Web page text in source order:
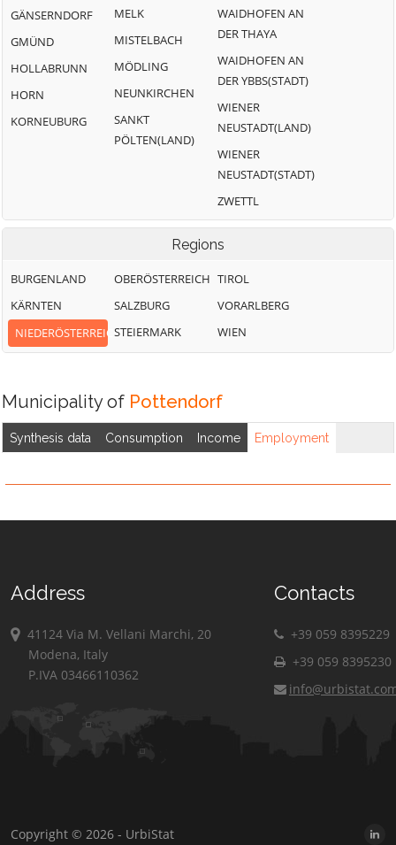
GÄNSERNDORF
GMÜND
HOLLABRUNN
HORN
KORNEUBURG
MELK
MISTELBACH
MÖDLING
NEUNKIRCHEN
SANKT
PÖLTEN(LAND)
WAIDHOFEN AN
DER THAYA
WAIDHOFEN AN
DER YBBS(STADT)
WIENER
NEUSTADT(LAND)
WIENER
NEUSTADT(STADT)
ZWETTL
Regions
BURGENLAND
KÄRNTEN
NIEDERÖSTERREICH
OBERÖSTERREICH
SALZBURG
STEIERMARK
TIROL
VORARLBERG
WIEN
Municipality of Pottendorf
Synthesis data Consumption Income Employment
Address
41124 Via M. Vellani Marchi, 20
Modena, Italy
P.IVA 03466110362
Contacts
+39 059 8395229
+39 059 8395230
Copyright © 2026 - UrbiStat